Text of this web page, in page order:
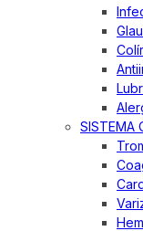
SISTEMA